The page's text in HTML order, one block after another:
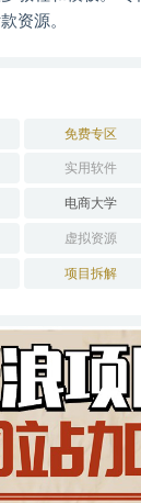
资源。
免费专区
实用软件
电商大学
虚拟资源
项目拆解